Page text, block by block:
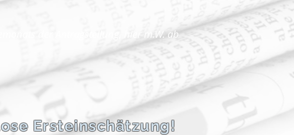
der Antragstellung, hier m.W. ab
Ersteinschätzung!